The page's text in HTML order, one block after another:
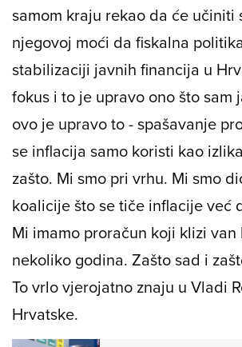
samom kraju rekao da će učiniti
njegovoj moći da fiskalna
stabilizaciji javnih financija u
fokus i to je upravo ono što sam
ovo je upravo to - spašavanje
se inflacija samo koristi kao
zašto. Mi smo pri vrhu. Mi smo
koalicije što se tiče inflacije već
Mi imamo proračun koji klizi
nekoliko godina. Zašto sad i
To vrlo vjerojatno znaju u Vladi
Hrvatske.